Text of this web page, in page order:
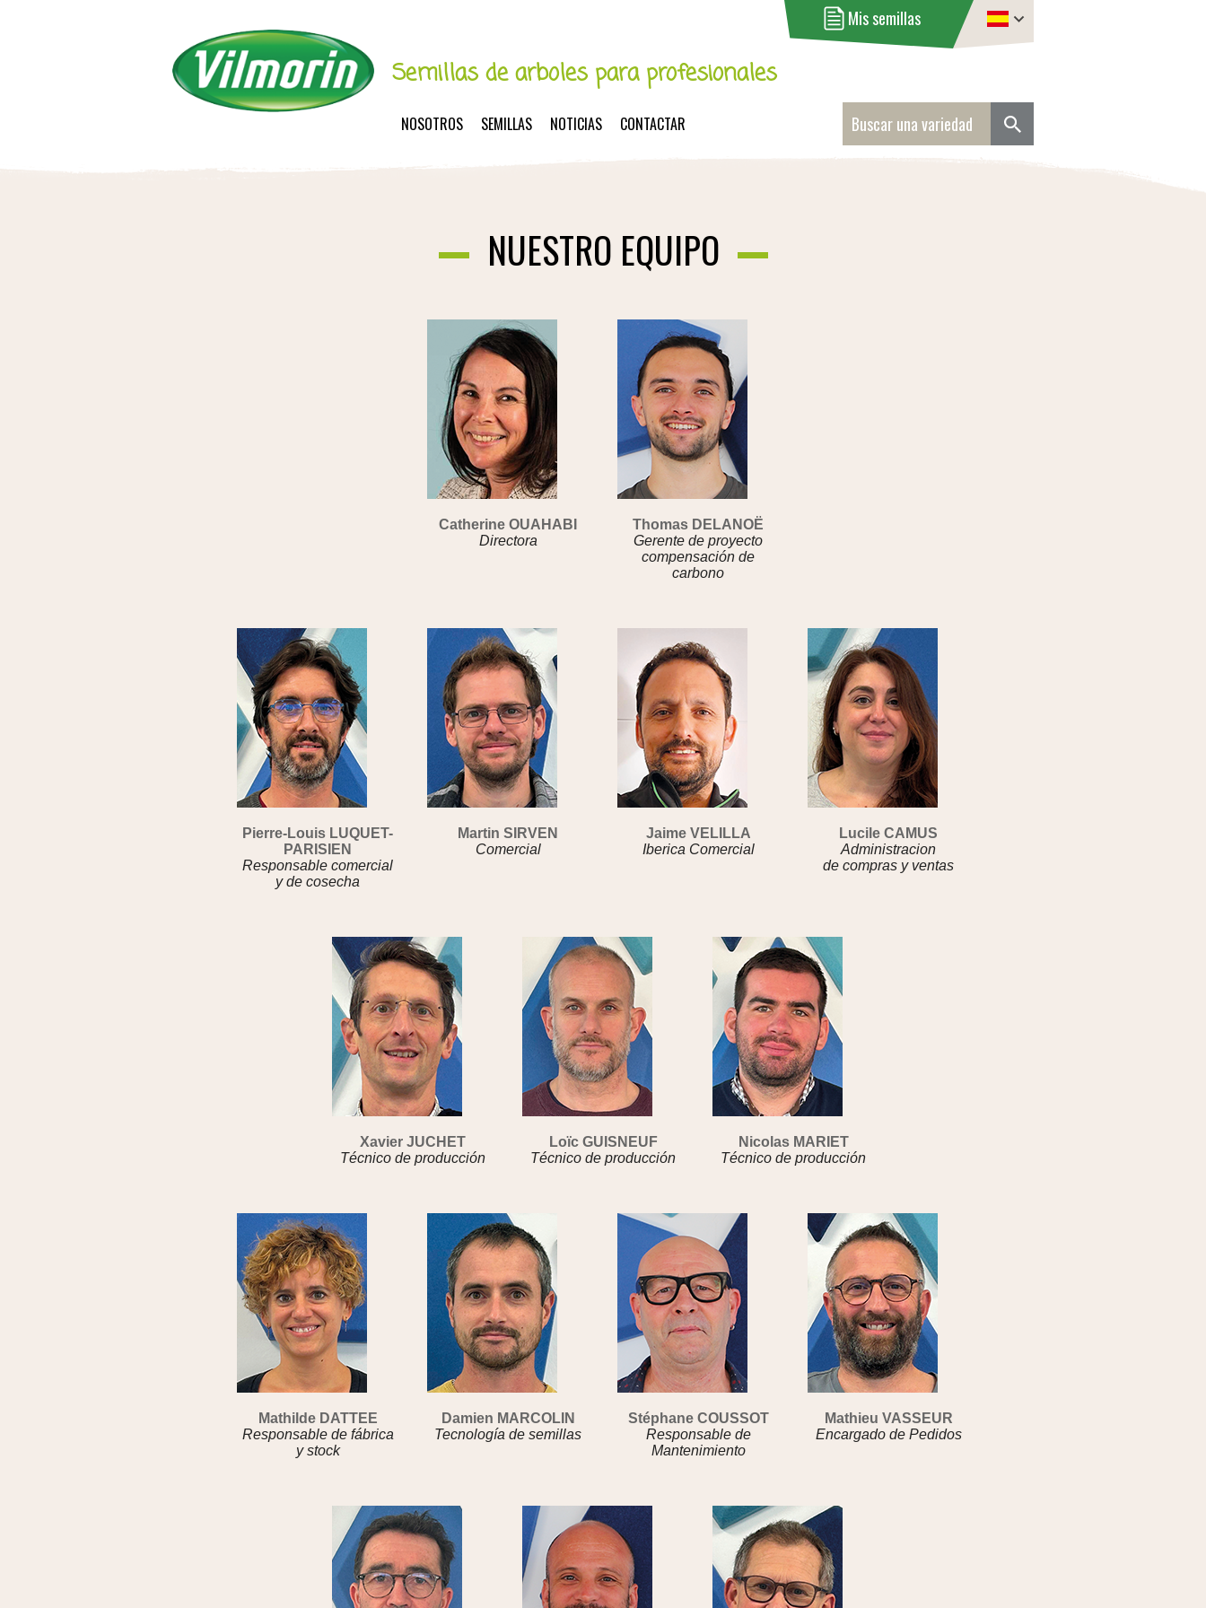
Mis semillas
Semillas de arboles para profesionales
NOSOTROS SEMILLAS NOTICIAS CONTACTAR
NUESTRO EQUIPO
Catherine OUAHABI
Directora
Thomas DELANOË
Gerente de proyecto
compensación de
carbono
Pierre-Louis LUQUET-
PARISIEN
Responsable comercial
y de cosecha
Martin SIRVEN
Comercial
Jaime VELILLA
Iberica Comercial
Lucile CAMUS
Administracion
de compras y ventas
Xavier JUCHET
Técnico de producción
Loïc GUISNEUF
Técnico de producción
Nicolas MARIET
Técnico de producción
Mathilde DATTEE
Responsable de fábrica
y stock
Damien MARCOLIN
Tecnología de semillas
Stéphane COUSSOT
Responsable de
Mantenimiento
Mathieu VASSEUR
Encargado de Pedidos